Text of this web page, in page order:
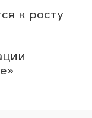
к росту